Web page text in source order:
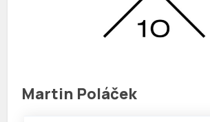
Martin Poláček